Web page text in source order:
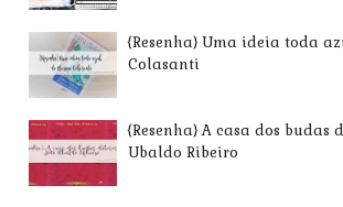
{Resenha} Uma ideia toda
Colasanti
{Resenha} A casa dos budas
Ubaldo Ribeiro